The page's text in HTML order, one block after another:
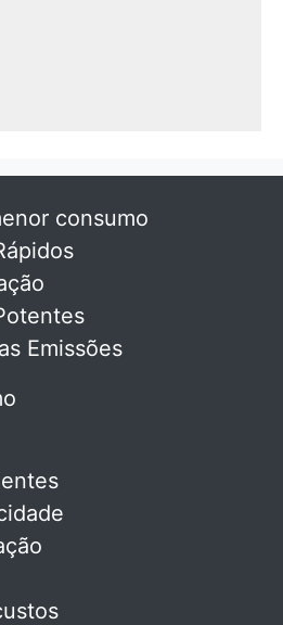
consumo
Emissões